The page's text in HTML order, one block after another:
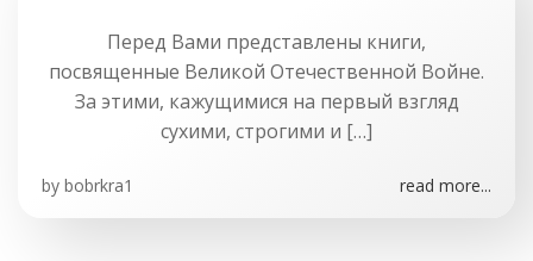
Перед Вами представлены книги,
посвященные Великой Отечественной Войне.
За этими, кажущимися на первый взгляд
сухими, строгими и […]
by bobrkra1 read more...